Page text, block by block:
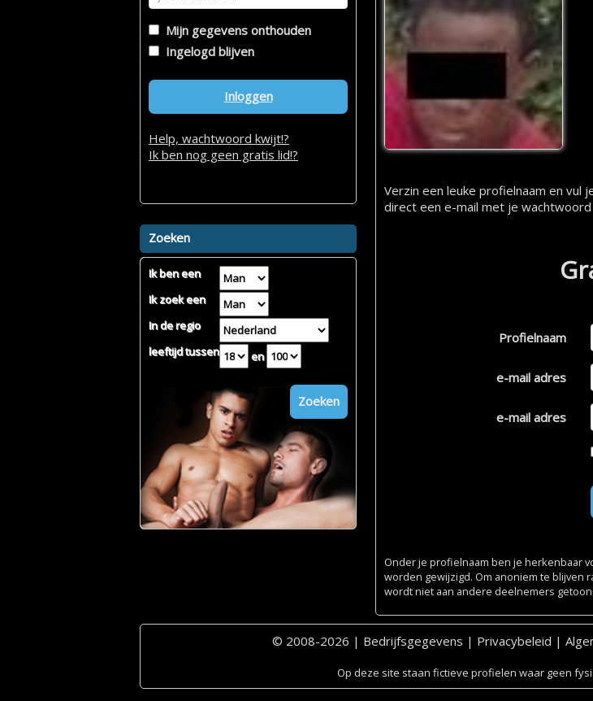
Verzin een leuke profielnaam en vul
direct een e-mail met je
Profielnaam
e-mail adres
e-mail adres
Onder je profielnaam ben je herkenbaar
worden gewijzigd. Om anoniem te blijven
wordt niet aan andere deelnemers
Mijn gegevens onthouden
Ingelogd blijven
Inloggen
Help, wachtwoord kwijt!?
Ik ben nog geen gratis lid!?
Zoeken
Ik ben een
Ik zoek een
In de regio
leeftijd tussen
en
Zoeken
© 2008-2026 | Bedrijfsgegevens | Privacybeleid |
Op deze site staan fictieve profielen waar geen